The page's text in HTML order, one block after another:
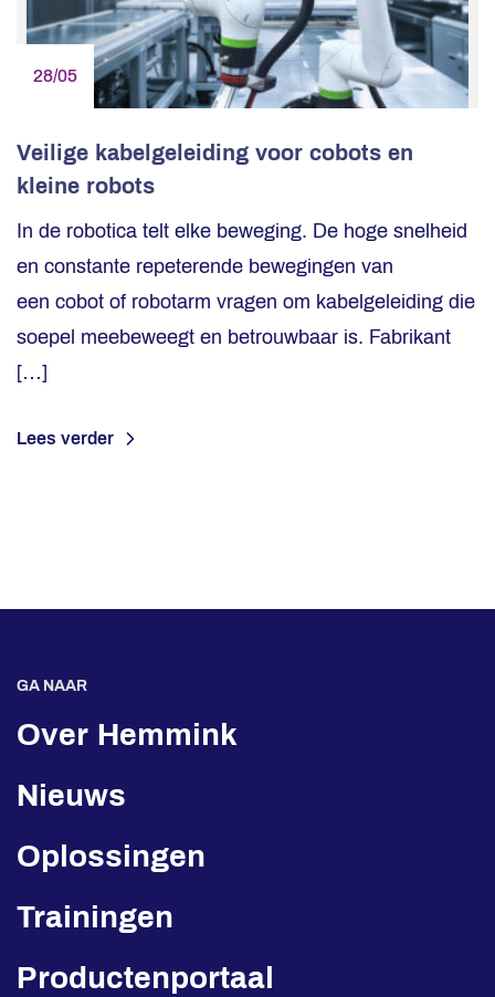
28/05
Veilige kabelgeleiding voor cobots en
kleine robots
In de robotica telt elke beweging. De hoge snelheid
en constante repeterende bewegingen van
een cobot of robotarm vragen om kabelgeleiding die
soepel meebeweegt en betrouwbaar is. Fabrikant
[…]
Lees verder
GA NAAR
Over Hemmink
Nieuws
Oplossingen
Trainingen
Productenportaal